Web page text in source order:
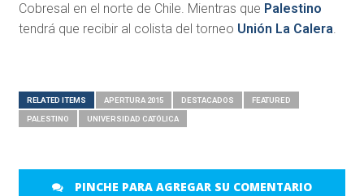
Cobresal en el norte de Chile. Mientras que Palestino
tendrá que recibir al colista del torneo Unión La Calera.
RELATED ITEMS APERTURA 2015 DESTACADOS FEATURED
PALESTINO UNIVERSIDAD CATÓLICA
PINCHE PARA AGREGAR SU COMENTARIO